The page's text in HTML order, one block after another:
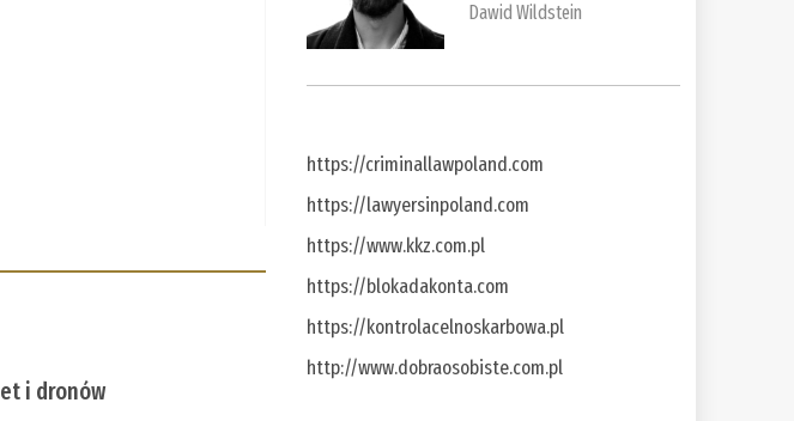
i dronów
Dawid Wildstein
https://criminallawpoland.com
https://lawyersinpoland.com
https://www.kkz.com.pl
https://blokadakonta.com
https://kontrolacelnoskarbowa.pl
http://www.dobraosobiste.com.pl